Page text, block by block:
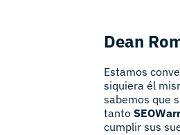
Dean
Estamos
siquiera él
sabemos que
tanto
cumplir sus